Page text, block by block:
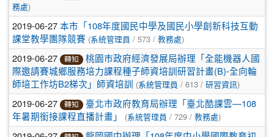
務處)
2019-06-27 本市「108年度國民中學及國民小學創新科技互動
課堂教學團隊競賽 (系統管理員 / 573 / 教務處)
2019-06-27 轉知
桃園市政府經濟發展局辦理「全能機器人國
際邀請賽城鄉服務培力課程種子師資培訓研習計畫(B)-全向輪
師培工作坊B2梯次」師資培訓
(系統管理員 / 613 / 研習資訊)
2019-06-27 轉知
臺北市政府教育局辦理「臺北酷課雲—108
年暑期銜接課程直播計畫」
(系統管理員 / 729 / 教務處)